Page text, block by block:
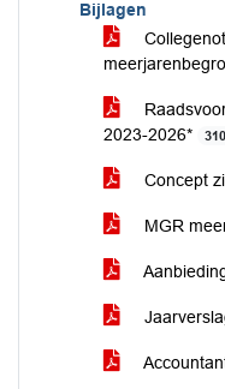
Bijlagen
2023-2026*
Concept
MGR